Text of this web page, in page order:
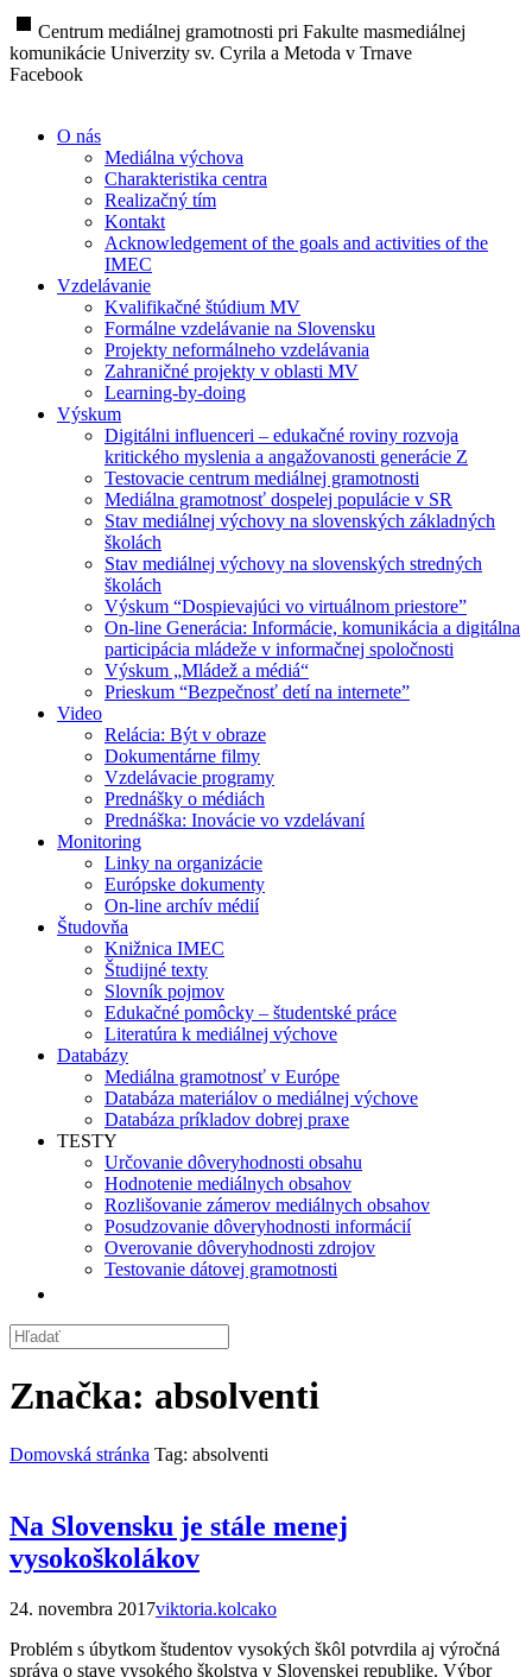
stop Centrum mediálnej gramotnosti pri Fakulte masmediálnej
komunikácie Univerzity sv. Cyrila a Metoda v Trnave
Facebook
O nás
Mediálna výchova
Charakteristika centra
Realizačný tím
Kontakt
Acknowledgement of the goals and activities of the
IMEC
Vzdelávanie
Kvalifikačné štúdium MV
Formálne vzdelávanie na Slovensku
Projekty neformálneho vzdelávania
Zahraničné projekty v oblasti MV
Learning-by-doing
Výskum
Digitálni influenceri – edukačné roviny rozvoja
kritického myslenia a angažovanosti generácie Z
Testovacie centrum mediálnej gramotnosti
Mediálna gramotnosť dospelej populácie v SR
Stav mediálnej výchovy na slovenských základných
školách
Stav mediálnej výchovy na slovenských stredných
školách
Výskum “Dospievajúci vo virtuálnom priestore”
On-line Generácia: Informácie, komunikácia a digitálna
participácia mládeže v informačnej spoločnosti
Výskum „Mládež a médiá“
Prieskum “Bezpečnosť detí na internete”
Video
Relácia: Být v obraze
Dokumentárne filmy
Vzdelávacie programy
Prednášky o médiách
Prednáška: Inovácie vo vzdelávaní
Monitoring
Linky na organizácie
Európske dokumenty
On-line archív médií
Študovňa
Knižnica IMEC
Študijné texty
Slovník pojmov
Edukačné pomôcky – študentské práce
Literatúra k mediálnej výchove
Databázy
Mediálna gramotnosť v Európe
Databáza materiálov o mediálnej výchove
Databáza príkladov dobrej praxe
TESTY
Určovanie dôveryhodnosti obsahu
Hodnotenie mediálnych obsahov
Rozlišovanie zámerov mediálnych obsahov
Posudzovanie dôveryhodnosti informácií
Overovanie dôveryhodnosti zdrojov
Testovanie dátovej gramotnosti
Značka: absolventi
Domovská stránka Tag: absolventi
Na Slovensku je stále menej
vysokoškolákov
24. novembra 2017viktoria.kolcako
Problém s úbytkom študentov vysokých škôl potvrdila aj výročná
správa o stave vysokého školstva v Slovenskej republike. Výbor